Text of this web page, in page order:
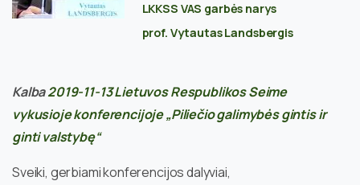
LKKSS VAS garbės narys
prof. Vytautas Landsbergis
Kalba2019-11-13 Lietuvos Respublikos Seime
vykusioje konferencijoje „Piliečio galimybės gintis ir
ginti valstybę“
Sveiki, gerbiami konferencijos dalyviai,